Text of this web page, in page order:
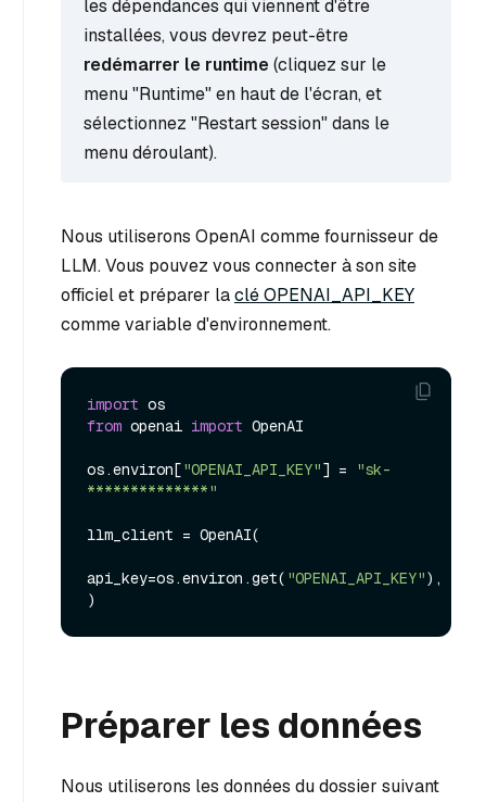
les dépendances qui viennent d'être
installées, vous devrez peut-être
redémarrer le runtime(cliquez sur le
menu "Runtime" en haut de l'écran, et
sélectionnez "Restart session" dans le
menu déroulant).
Nous utiliserons OpenAI comme fournisseur de
LLM. Vous pouvez vous connecter à son site
officiel et préparer laclé OPENAI_API_KEY
comme variable d'environnement.
import
from openai import OpenAI
os.environ["OPENAI_API_KEY"] =
"sk-
**************"
llm_client = OpenAI(
api_key=os.environ.get( "OPENAI_API_KEY"),
Préparer les données
Nous utiliserons les données du dossier suivant